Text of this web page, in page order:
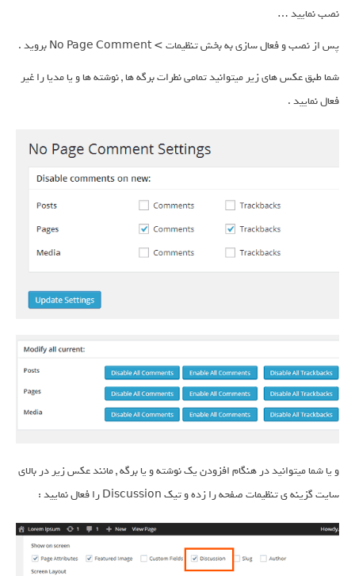
نصب نمایید …
پس از نصب و فعال سازی به بخش تنظیمات > No Page Comment بروید .
شما طبق عکس های زیر میتوانید تمامی نطرات برگه ها , نوشته ها و یا مدیا را غیر
فعال نمایید .
و یا شما میتوانید در هنگام افزودن یک نوشته و یا برگه , مانند عکس زیر در بالای
سایت گزینه ی تنظیمات صفحه را زده و تیک Discussion را فعال نمایید :